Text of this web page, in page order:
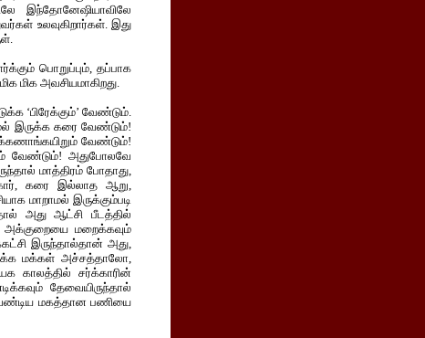
இந்தோனேஷியாவிலே
உலவுகிறார்கள். இது
பொறுப்பும், தப்பாக
மிக அவசியமாகிறது.
‘பிரேக்கும்’ வேண்டும்.
இருக்க கரை வேண்டும்!
வேண்டும்!
வேண்டும்! அதுபோலவே
மாத்திரம் போதாது,
கார், கரை இல்லாத ஆறு,
மாறாமல் இருக்கும்படி
அது ஆட்சி பீடத்தில்
அக்குறையை மறைக்கவும்
இருந்தால்தான் அது,
மக்கள் அச்சத்தாலோ,
காலத்தில் சர்க்காரின்
தேவையிருந்தால்
மகத்தான பணியை